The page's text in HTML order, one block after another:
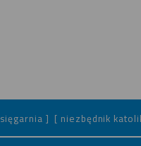
] [ niezbędnik